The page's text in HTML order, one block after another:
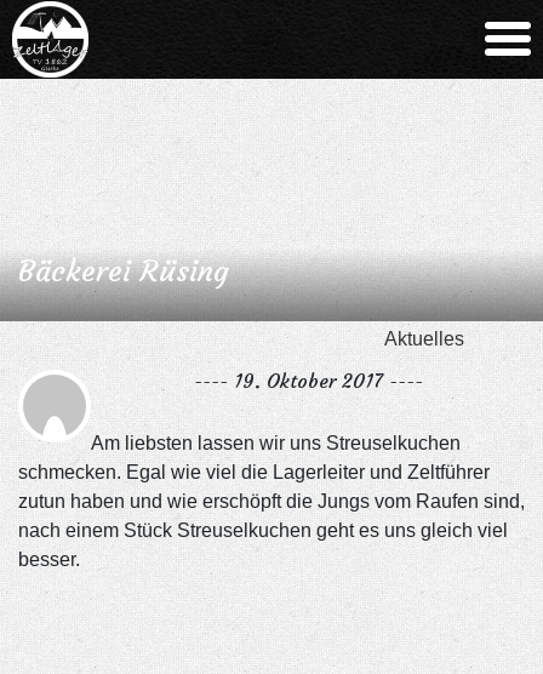
Bäckerei Rüsing
Aktuelles
---- 19. Oktober 2017 ----
Am liebsten lassen wir uns Streuselkuchen
schmecken. Egal wie viel die Lagerleiter und Zeltführer
zutun haben und wie erschöpft die Jungs vom Raufen sind,
nach einem Stück Streuselkuchen geht es uns gleich viel
besser.